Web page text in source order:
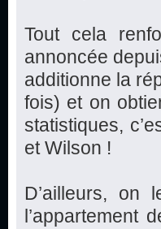
Tout cela
annoncée
additionne la
fois) et on
statistiques,
et Wilson !
D’ailleurs, on
l’appartement